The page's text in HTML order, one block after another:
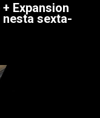
Expansion
nesta sexta-